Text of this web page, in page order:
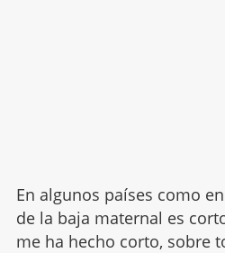
En algunos países como
de la baja maternal es
me ha hecho corto, sobre